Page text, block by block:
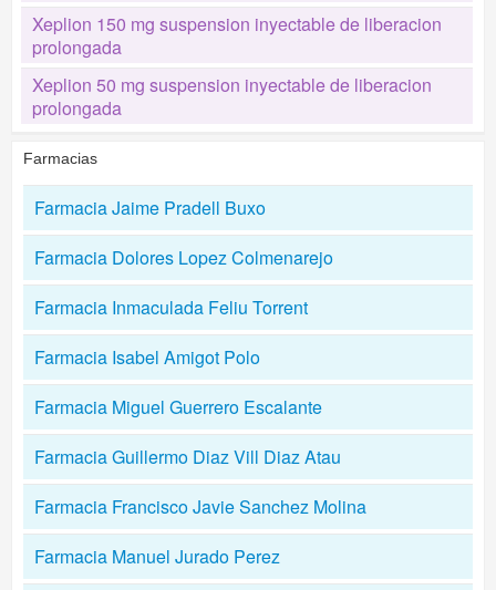
Xeplion 150 mg suspension inyectable de liberacion
prolongada
Xeplion 50 mg suspension inyectable de liberacion
prolongada
Farmacias
Farmacia Jaime Pradell Buxo
Farmacia Dolores Lopez Colmenarejo
Farmacia Inmaculada Feliu Torrent
Farmacia Isabel Amigot Polo
Farmacia Miguel Guerrero Escalante
Farmacia Guillermo Diaz Vill Diaz Atau
Farmacia Francisco Javie Sanchez Molina
Farmacia Manuel Jurado Perez